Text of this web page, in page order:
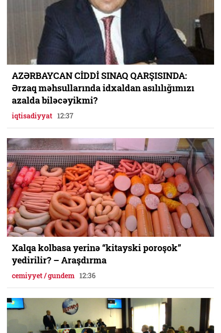
AZƏRBAYCAN CİDDİ SINAQ QARŞISINDA:
Ərzaq məhsullarında idxaldan asılılığımızı
azalda biləcəyikmi?
iqtisadiyyat 12:37
Xalqa kolbasa yerinə “kitayski poroşok”
yedirilir? – Araşdırma
cemiyyet / gundem 12:36